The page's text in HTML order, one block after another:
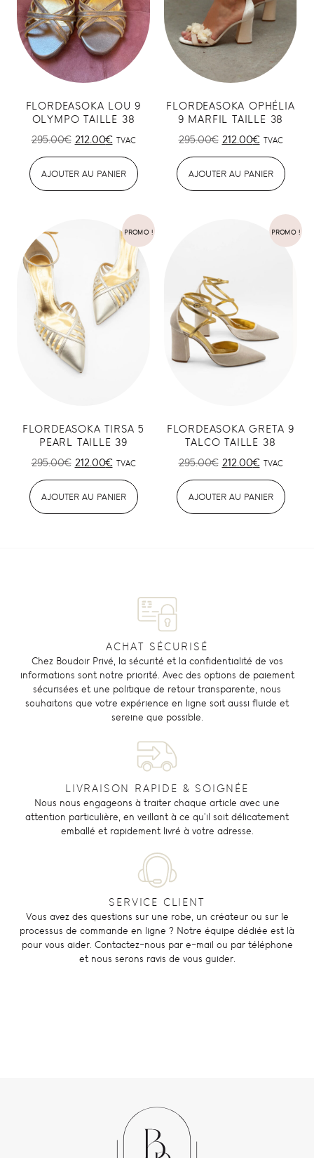
FLORDEASOKA LOU 9
OLYMPO TAILLE 38
295.00€ 212.00€ TVAC
AJOUTER AU PANIER
FLORDEASOKA OPHÉLIA
9 MARFIL TAILLE 38
295.00€ 212.00€ TVAC
AJOUTER AU PANIER
PROMO !
FLORDEASOKA TIRSA 5
PEARL TAILLE 39
295.00€ 212.00€ TVAC
AJOUTER AU PANIER
PROMO !
FLORDEASOKA GRETA 9
TALCO TAILLE 38
295.00€ 212.00€ TVAC
AJOUTER AU PANIER
ACHAT SÉCURISÉ
Chez Boudoir Privé, la sécurité et la confidentialité de vos
informations sont notre priorité. Avec des options de paiement
sécurisées et une politique de retour transparente, nous
souhaitons que votre expérience en ligne soit aussi fluide et
sereine que possible.
LIVRAISON RAPIDE & SOIGNÉE
Nous nous engageons à traiter chaque article avec une
attention particulière, en veillant à ce qu'il soit délicatement
emballé et rapidement livré à votre adresse.
SERVICE CLIENT
Vous avez des questions sur une robe, un créateur ou sur le
processus de commande en ligne ? Notre équipe dédiée est là
pour vous aider. Contactez-nous par e-mail ou par téléphone
et nous serons ravis de vous guider.